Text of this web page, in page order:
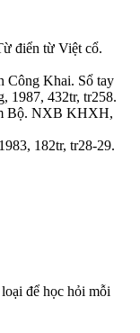
điển từ Việt cổ.
Công Khai. Sổ tay
1987, 432tr, tr258.
Bộ. NXB KHXH,
182tr, tr28-29.
để học hỏi mỗi